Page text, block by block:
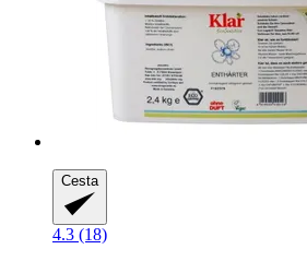
Cesta
4.3 (18)